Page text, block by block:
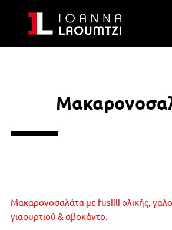
Μακαρονοσαλάτα με fusilli ολικής,
γιαουρτιού & αβοκάντο.